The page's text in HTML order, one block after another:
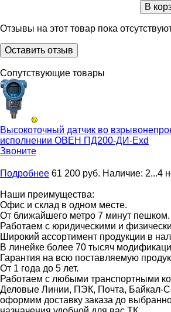
В
Отзывы на этот товар пока
Оставить отзыв
Сопутствующие товары
Высокоточный датчик во
исполнении ОВЕН ПД200-ДИ-Exd
Звоните
Подробнее 61 200 руб. Наличие: 2...4
Наши преимущества:
Офис и склад в одном месте.
От ближайшего метро 7 минут пешком.
Работаем с юридическими и
Широкий ассортимент продукции в
В линейке более 70 тысяч
Гарантия на всю поставляемую
От 1 года до 5 лет.
Работаем с любыми транспортными
Деловые Линии, ПЭК, Почта, Байкал-
оформим доставку заказа до